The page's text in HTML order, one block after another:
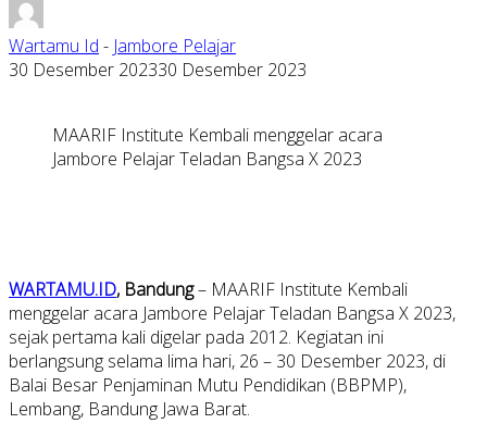
Wartamu Id - Jambore Pelajar
30 Desember 202330 Desember 2023
MAARIF Institute Kembali menggelar acara
Jambore Pelajar Teladan Bangsa X 2023
WARTAMU.ID, Bandung– MAARIF Institute Kembali
menggelar acara Jambore Pelajar Teladan Bangsa X 2023,
sejak pertama kali digelar pada 2012. Kegiatan ini
berlangsung selama lima hari, 26 – 30 Desember 2023, di
Balai Besar Penjaminan Mutu Pendidikan (BBPMP),
Lembang, Bandung Jawa Barat.